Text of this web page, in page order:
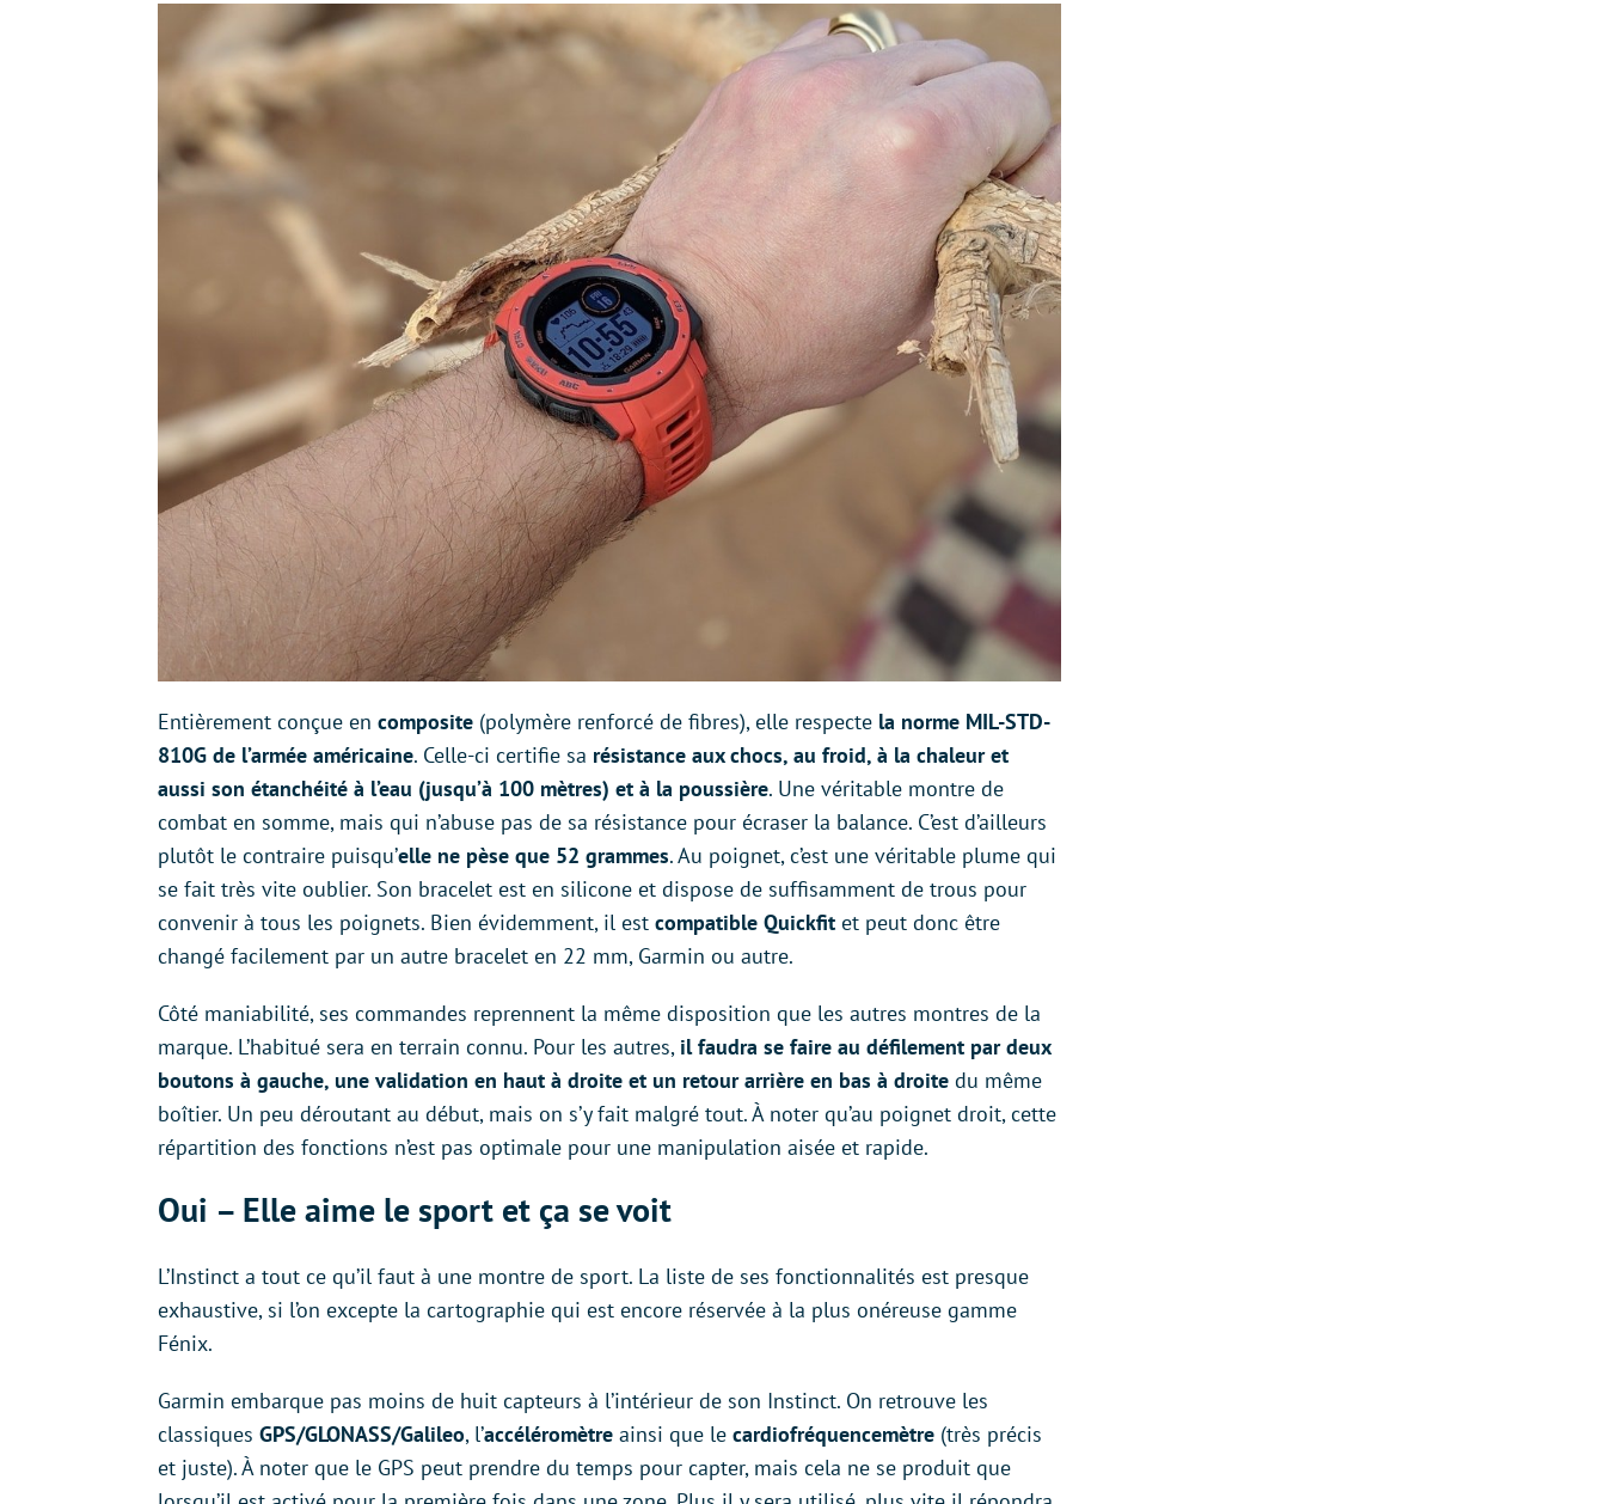
Entièrement conçue en composite (polymère renforcé de fibres), elle respecte la norme MIL-STD-
810G de l’armée américaine. Celle-ci certifie sa résistance aux chocs, au froid, à la chaleur et
aussi son étanchéité à l’eau (jusqu’à 100 mètres) et à la poussière. Une véritable montre de
combat en somme, mais qui n’abuse pas de sa résistance pour écraser la balance. C’est d’ailleurs
plutôt le contraire puisqu’elle ne pèse que 52 grammes. Au poignet, c’est une véritable plume qui
se fait très vite oublier. Son bracelet est en silicone et dispose de suffisamment de trous pour
convenir à tous les poignets. Bien évidemment, il est compatible Quickfit et peut donc être
changé facilement par un autre bracelet en 22 mm, Garmin ou autre.
Côté maniabilité, ses commandes reprennent la même disposition que les autres montres de la
marque. L’habitué sera en terrain connu. Pour les autres, il faudra se faire au défilement par deux
boutons à gauche, une validation en haut à droite et un retour arrière en bas à droite du même
boîtier. Un peu déroutant au début, mais on s’y fait malgré tout. À noter qu’au poignet droit, cette
répartition des fonctions n’est pas optimale pour une manipulation aisée et rapide.
Oui – Elle aime le sport et ça se voit
L’Instinct a tout ce qu’il faut à une montre de sport. La liste de ses fonctionnalités est presque
exhaustive, si l’on excepte la cartographie qui est encore réservée à la plus onéreuse gamme
Fénix.
Garmin embarque pas moins de huit capteurs à l’intérieur de son Instinct. On retrouve les
classiques GPS/GLONASS/Galileo, l’accéléromètre ainsi que le cardiofréquencemètre (très précis
et juste). À noter que le GPS peut prendre du temps pour capter, mais cela ne se produit que